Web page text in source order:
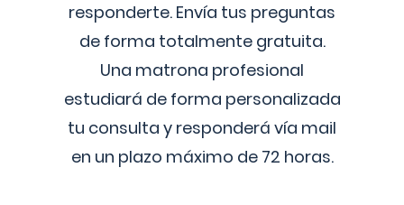
responderte. Envía tus preguntas
de forma totalmente gratuita.
Una matrona profesional
estudiará de forma personalizada
tu consulta y responderá vía mail
en un plazo máximo de 72 horas.